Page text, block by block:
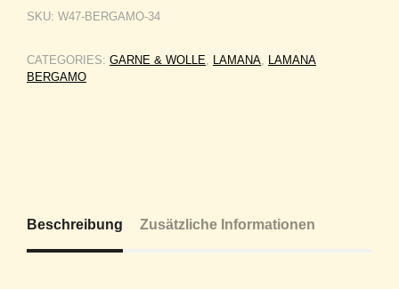
SKU: W47-BERGAMO-34
CATEGORIES: GARNE & WOLLE LAMANA LAMANA
BERGAMO
Beschreibung Zusätzliche Informationen